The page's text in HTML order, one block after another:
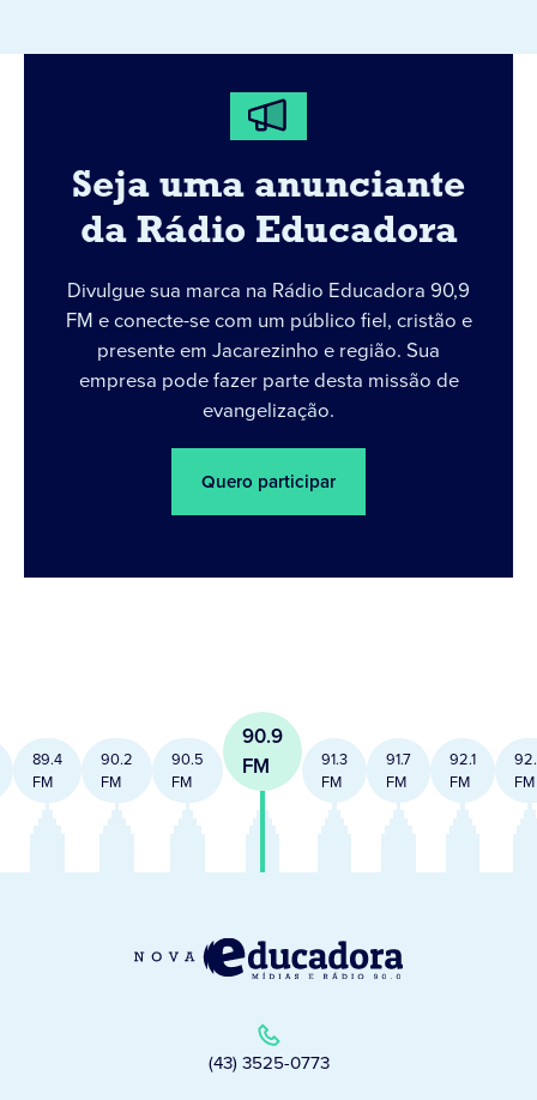
Seja uma anunciante
da Rádio Educadora
Divulgue sua marca na Rádio Educadora 90,9
FM e conecte-se com um público fiel, cristão e
presente em Jacarezinho e região. Sua
empresa pode fazer parte desta missão de
evangelização.
Quero participar
89.4
FM
90.2
FM
90.5
FM
90.9
FM
91.3
FM
91.7
FM
92.1
FM
FM
(43) 3525-0773